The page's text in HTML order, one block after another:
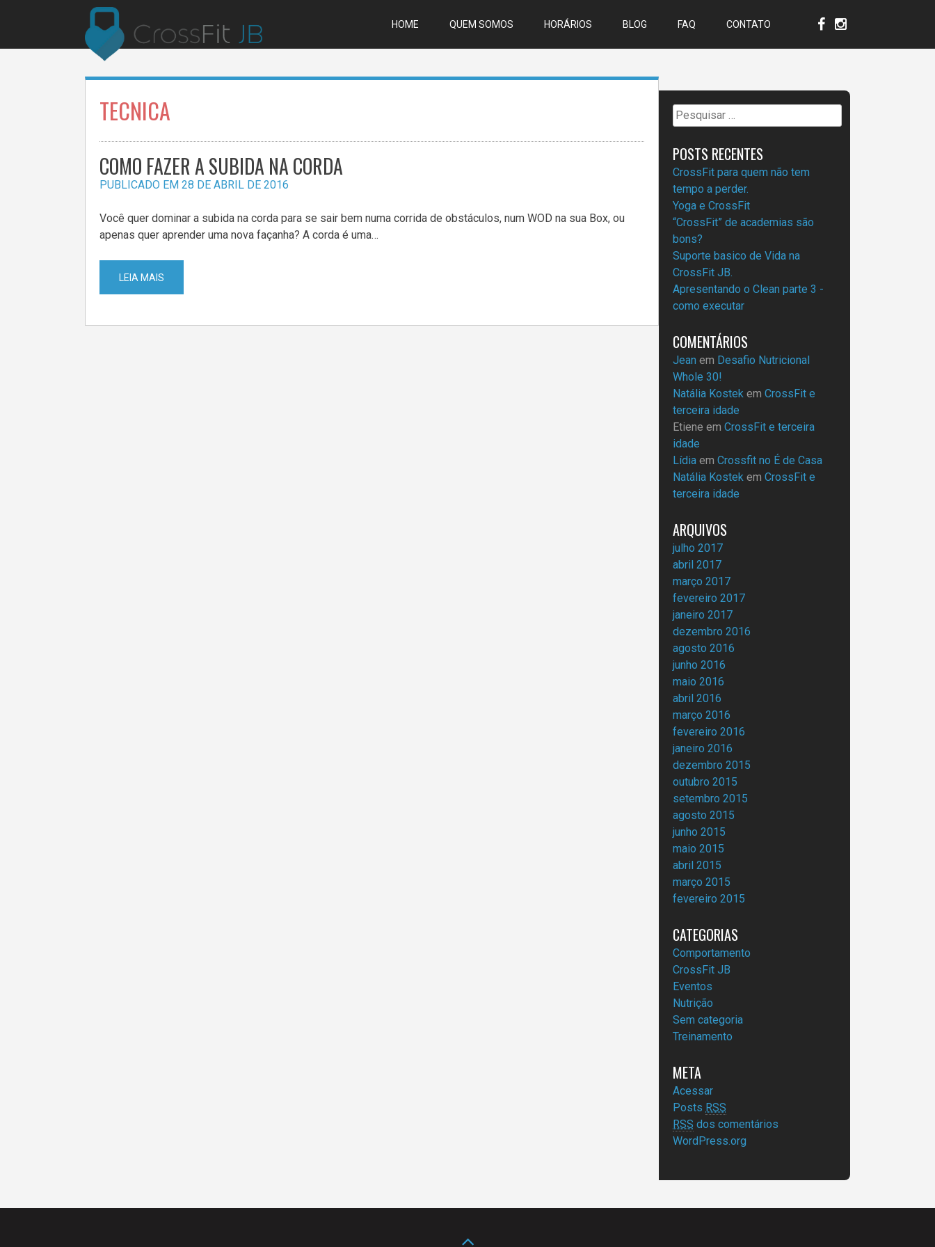
HOME QUEM SOMOS HORÁRIOS BLOG FAQ CONTATO
TECNICA
COMO FAZER A SUBIDA NA CORDA
PUBLICADO EM 28 DE ABRIL DE 2016
Você quer dominar a subida na corda para se sair bem numa corrida de obstáculos, num WOD na sua Box, ou
apenas quer aprender uma nova façanha? A corda é uma…
LEIA MAIS
Pesquisar
por:
POSTS RECENTES
CrossFit para quem não tem
tempo a perder.
Yoga e CrossFit
“CrossFit” de academias são
bons?
Suporte basico de Vida na
CrossFit JB.
Apresentando o Clean parte 3 -
como executar
COMENTÁRIOS
Jean em Desafio Nutricional
Whole 30!
Natália Kostek em CrossFit e
terceira idade
Etiene em CrossFit e terceira
idade
Lídia em Crossfit no É de Casa
Natália Kostek em CrossFit e
terceira idade
ARQUIVOS
julho 2017
abril 2017
março 2017
fevereiro 2017
janeiro 2017
dezembro 2016
agosto 2016
junho 2016
maio 2016
abril 2016
março 2016
fevereiro 2016
janeiro 2016
dezembro 2015
outubro 2015
setembro 2015
agosto 2015
junho 2015
maio 2015
abril 2015
março 2015
fevereiro 2015
CATEGORIAS
Comportamento
CrossFit JB
Eventos
Nutrição
Sem categoria
Treinamento
META
Acessar
Posts RSS
RSS dos comentários
WordPress.org